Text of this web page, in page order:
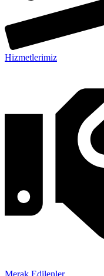
Hizmetlerimiz
Merak Edilenler